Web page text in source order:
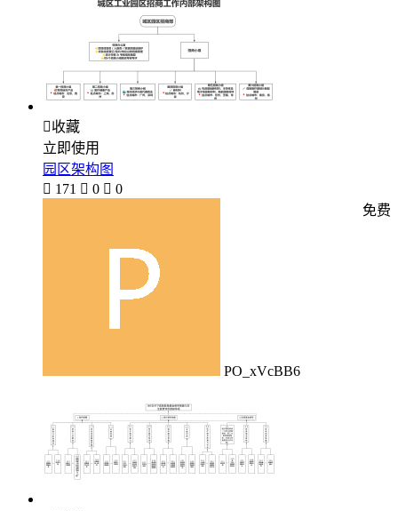
收藏
立即使用
园区架构图
 171  0  0
PO_xVcBB6
免费